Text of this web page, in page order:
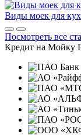
Виды моек для
Посмотреть все
Кредит на Мойку